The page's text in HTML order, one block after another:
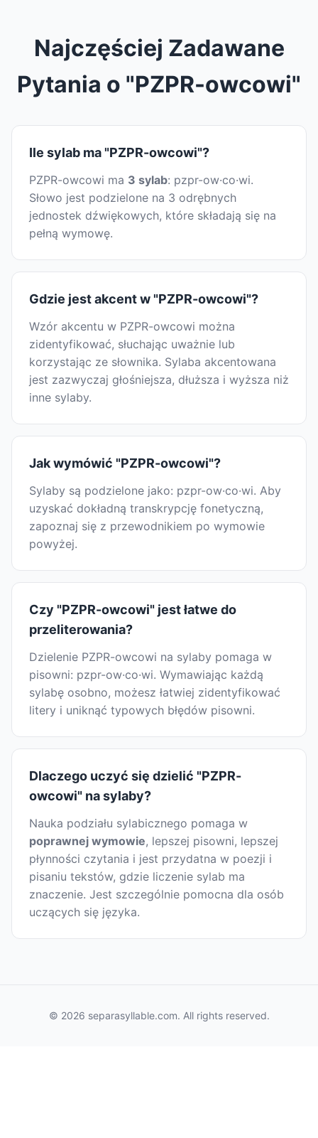
Najczęściej Zadawane
Pytania o "PZPR-owcowi"
Ile sylab ma "PZPR-owcowi"?
PZPR-owcowi ma 3 sylab: pzpr-ow·co·wi.
Słowo jest podzielone na 3 odrębnych
jednostek dźwiękowych, które składają się na
pełną wymowę.
Gdzie jest akcent w "PZPR-owcowi"?
Wzór akcentu w PZPR-owcowi można
zidentyfikować, słuchając uważnie lub
korzystając ze słownika. Sylaba akcentowana
jest zazwyczaj głośniejsza, dłuższa i wyższa niż
inne sylaby.
Jak wymówić "PZPR-owcowi"?
Sylaby są podzielone jako: pzpr-ow·co·wi. Aby
uzyskać dokładną transkrypcję fonetyczną,
zapoznaj się z przewodnikiem po wymowie
powyżej.
Czy "PZPR-owcowi" jest łatwe do
przeliterowania?
Dzielenie PZPR-owcowi na sylaby pomaga w
pisowni: pzpr-ow·co·wi. Wymawiając każdą
sylabę osobno, możesz łatwiej zidentyfikować
litery i uniknąć typowych błędów pisowni.
Dlaczego uczyć się dzielić "PZPR-
owcowi" na sylaby?
Nauka podziału sylabicznego pomaga w
poprawnej wymowie, lepszej pisowni, lepszej
płynności czytania i jest przydatna w poezji i
pisaniu tekstów, gdzie liczenie sylab ma
znaczenie. Jest szczególnie pomocna dla osób
uczących się języka.
© 2026 separasyllable.com. All rights reserved.